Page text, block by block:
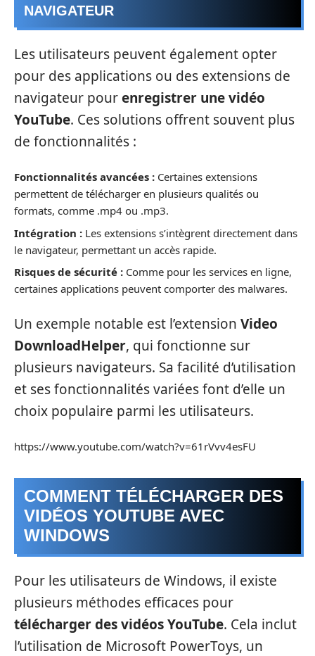
NAVIGATEUR
Les utilisateurs peuvent également opter
pour des applications ou des extensions de
navigateur pourenregistrer une vidéo
YouTube. Ces solutions offrent souvent plus
de fonctionnalités :
Fonctionnalités avancées : Certaines extensions
permettent de télécharger en plusieurs qualités ou
formats, comme .mp4 ou .mp3.
Intégration : Les extensions s’intègrent directement dans
le navigateur, permettant un accès rapide.
Risques de sécurité : Comme pour les services en ligne,
certaines applications peuvent comporter des malwares.
Un exemple notable est l’extension Video
DownloadHelper, qui fonctionne sur
plusieurs navigateurs. Sa facilité d’utilisation
et ses fonctionnalités variées font d’elle un
choix populaire parmi les utilisateurs.
https://www.youtube.com/watch?v=61rVvv4esFU
COMMENT TÉLÉCHARGER DES
VIDÉOS YOUTUBE AVEC
WINDOWS
Pour les utilisateurs de Windows, il existe
plusieurs méthodes efficaces pour
télécharger des vidéos YouTube. Cela inclut
l’utilisation de Microsoft PowerToys, un